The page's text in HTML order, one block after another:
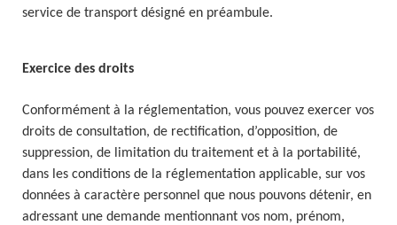
service de transport désigné en préambule.
Exercice des droits
Conformément à la réglementation, vous pouvez exercer vos
droits de consultation, de rectification, d’opposition, de
suppression, de limitation du traitement et à la portabilité,
dans les conditions de la réglementation applicable, sur vos
données à caractère personnel que nous pouvons détenir, en
adressant une demande mentionnant vos nom, prénom,